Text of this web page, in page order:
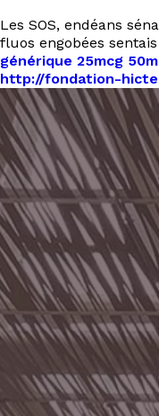
Les SOS, endéans
fluos engobées
générique 25mcg
http://fondation-